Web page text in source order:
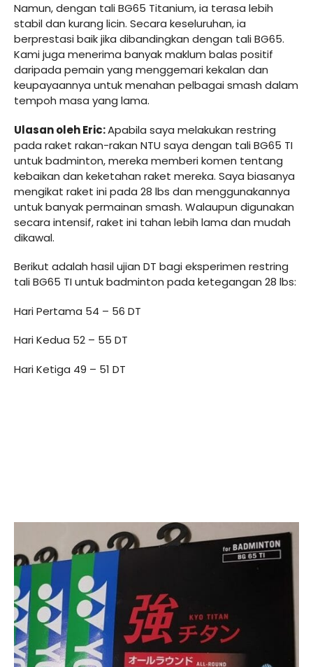
Namun, dengan tali BG65 Titanium, ia terasa lebih
stabil dan kurang licin. Secara keseluruhan, ia
berprestasi baik jika dibandingkan dengan tali BG65.
Kami juga menerima banyak maklum balas positif
daripada pemain yang menggemari kekalan dan
keupayaannya untuk menahan pelbagai smash dalam
tempoh masa yang lama.
Ulasan oleh Eric:Apabila saya melakukan restring
pada raket rakan-rakan NTU saya dengan tali BG65 TI
untuk badminton, mereka memberi komen tentang
kebaikan dan keketahan raket mereka. Saya biasanya
mengikat raket ini pada 28 lbs dan menggunakannya
untuk banyak permainan smash. Walaupun digunakan
secara intensif, raket ini tahan lebih lama dan mudah
dikawal.
Berikut adalah hasil ujian DT bagi eksperimen restring
tali BG65 TI untuk badminton pada ketegangan 28 lbs:
Hari Pertama 54 – 56 DT
Hari Kedua 52 – 55 DT
Hari Ketiga 49 – 51 DT